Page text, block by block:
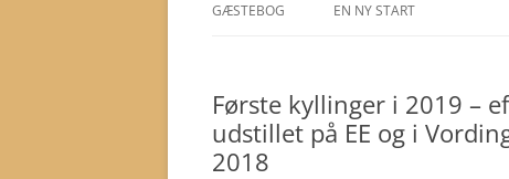
GÆSTEBOG EN NY START
Første kyllinger i 2019 –
udstillet på EE og i
2018